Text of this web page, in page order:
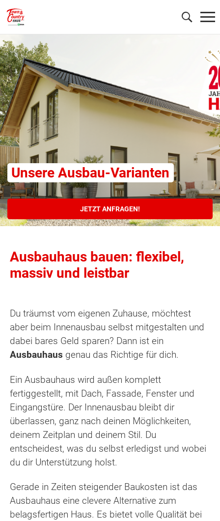
Unsere Ausbau-Varianten
JETZT ANFRAGEN!
Ausbauhaus bauen: flexibel,
massiv und leistbar
Du träumst vom eigenen Zuhause, möchtest
aber beim Innenausbau selbst mitgestalten und
dabei bares Geld sparen? Dann ist ein
Ausbauhaus genau das Richtige für dich.
Ein Ausbauhaus wird außen komplett
fertiggestellt, mit Dach, Fassade, Fenster und
Eingangstüre. Der Innenausbau bleibt dir
überlassen, ganz nach deinen Möglichkeiten,
deinem Zeitplan und deinem Stil. Du
entscheidest, was du selbst erledigst und wobei
du dir Unterstützung holst.
Gerade in Zeiten steigender Baukosten ist das
Ausbauhaus eine clevere Alternative zum
belagsfertigen Haus. Es bietet volle Qualität bei
Wonach möchten Sie suchen?